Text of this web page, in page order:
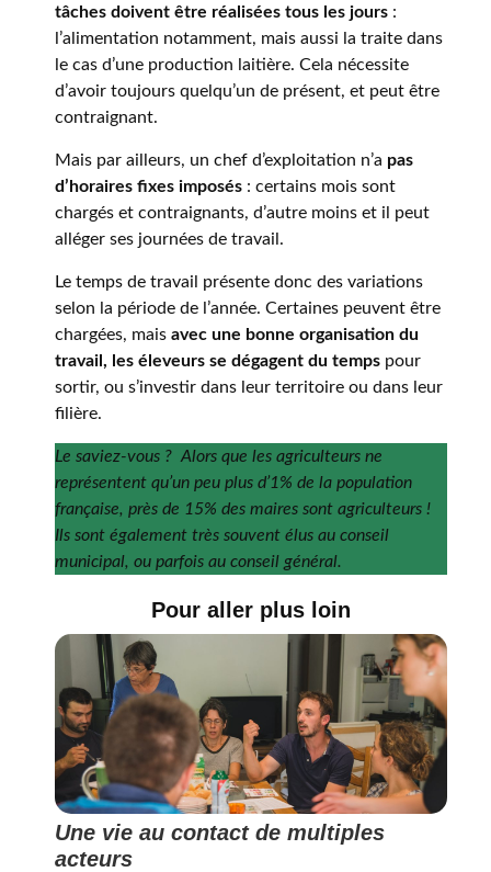
tâches doivent être réalisées tous les jours :
l’alimentation notamment, mais aussi la traite dans
le cas d’une production laitière. Cela nécessite
d’avoir toujours quelqu’un de présent, et peut être
contraignant.
Mais par ailleurs, un chef d’exploitation n’a pas
d’horaires fixes imposés : certains mois sont
chargés et contraignants, d’autre moins et il peut
alléger ses journées de travail.
Le temps de travail présente donc des variations
selon la période de l’année. Certaines peuvent être
chargées, mais avec une bonne organisation du
travail, les éleveurs se dégagent du temps pour
sortir, ou s’investir dans leur territoire ou dans leur
filière.
Le saviez-vous ? Alors que les agriculteurs ne
représentent qu’un peu plus d’1% de la population
française, près de 15% des maires sont agriculteurs !
Ils sont également très souvent élus au conseil
municipal, ou parfois au conseil général.
Pour aller plus loin
Une vie au contact de multiples
acteurs